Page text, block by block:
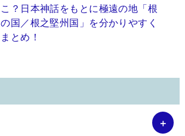
こ？日本神話をもとに極遠の地「根
の国／根之堅州国」を分かりやすく
まとめ！